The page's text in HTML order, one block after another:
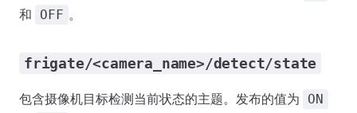
和 OFF 。
frigate/<camera_name>/detect/state
包含摄像机目标检测当前状态的主题。发布的值为 ON